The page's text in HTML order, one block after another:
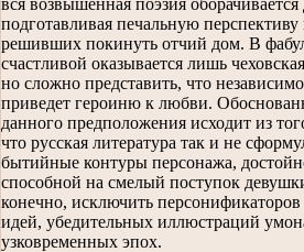
подготавливая печальную перспективу
решивших покинуть отчий дом. В
счастливой оказывается лишь
но сложно представить, что
приведет героиню к любви.
данного предположения исходит из
что русская литература так и не
бытийные контуры персонажа,
способной на смелый поступок
конечно, исключить персонификаторов
идей, убедительных иллюстраций
узковременных эпох.